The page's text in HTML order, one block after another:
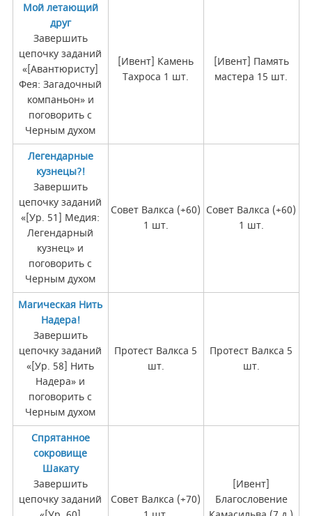
Мой летающий
друг
Завершить
цепочку заданий
«[Авантюристу]
Фея: Загадочный
компаньон» и
поговорить с
Черным духом
[Ивент] Камень
Тахроса 1 шт.
[Ивент] Память
мастера 15 шт.
Легендарные
кузнецы?!
Завершить
цепочку заданий
«[Ур. 51] Медия:
Легендарный
кузнец» и
поговорить с
Черным духом
Совет Валкса (+60)
1 шт.
Совет Валкса (+60)
1 шт.
Магическая Нить
Надера!
Завершить
цепочку заданий
«[Ур. 58] Нить
Надера» и
поговорить с
Черным духом
Протест Валкса 5
шт.
Протест Валкса 5
шт.
Спрятанное
сокровище
Шакату
Завершить
цепочку заданий
Совет Валкса (+70)
[Ивент]
Благословение